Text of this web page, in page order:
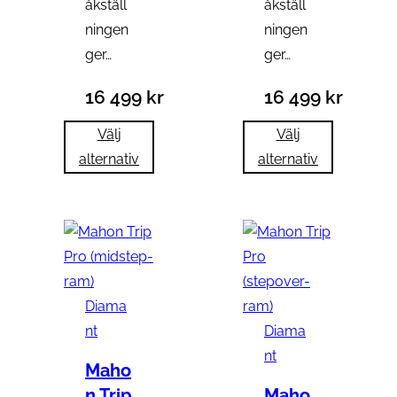
åkställ
ningen
ger…
16 499 kr
Välj
alternativ
åkställ
ningen
ger…
16 499 kr
Välj
alternativ
Diama
nt
Maho
Diama
nt